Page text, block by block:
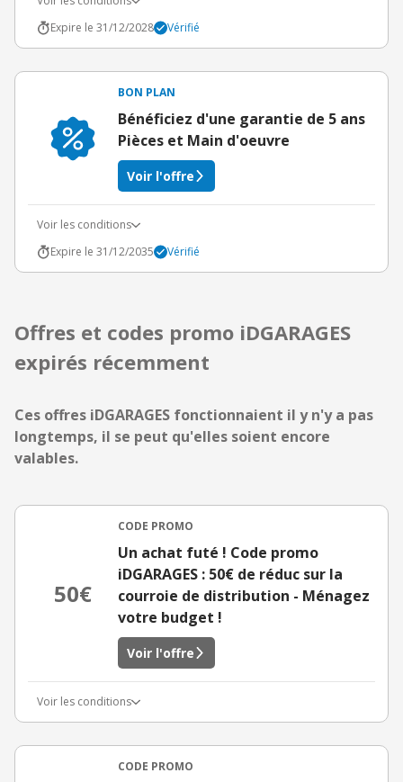
Expire le 31/12/2028
Vérifié
BON PLAN
Bénéficiez d'une garantie de 5 ans
Pièces et Main d'oeuvre
Voir l'offre
Voir les conditions
Expire le 31/12/2035
Vérifié
Offres et codes promo iDGARAGES
expirés récemment
Ces offres iDGARAGES fonctionnaient il y n'y a pas
longtemps, il se peut qu'elles soient encore
valables.
50€
CODE PROMO
Un achat futé ! Code promo
iDGARAGES : 50€ de réduc sur la
courroie de distribution - Ménagez
votre budget !
Voir l'offre
Voir les conditions
CODE PROMO